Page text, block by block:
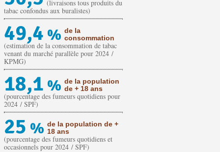
(livraisons tous produits du
tabac confondus aux buralistes)
49,4 % de la
consommation
(estimation de la consommation de tabac
venant du marché parallèle pour 2024 /
KPMG)
18,1 % de la population
de + 18 ans
(pourcentage des fumeurs quotidiens pour
2024 / SPF)
25 % de la population de +
18 ans
(pourcentage des fumeurs quotidiens et
occasionnels pour 2024 / SPF)